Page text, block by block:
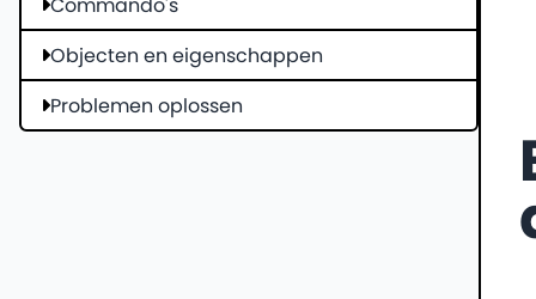
Commando's
Objecten en eigenschappen
Problemen oplossen